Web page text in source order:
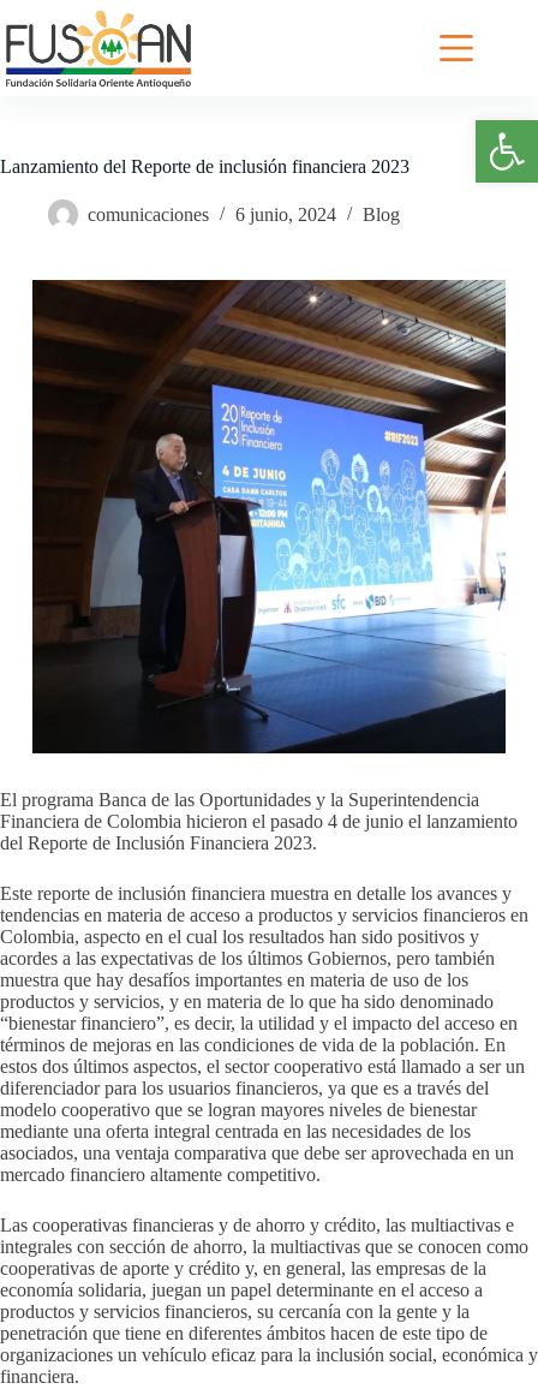
Abrir barra de herramientas
al
contenido
Lanzamiento del Reporte de inclusión financiera 2023
comunicaciones 6 junio, 2024 Blog
El programa Banca de las Oportunidades y la Superintendencia
Financiera de Colombia hicieron el pasado 4 de junio el lanzamiento
del Reporte de Inclusión Financiera 2023.
Este reporte de inclusión financiera muestra en detalle los avances y
tendencias en materia de acceso a productos y servicios financieros en
Colombia, aspecto en el cual los resultados han sido positivos y
acordes a las expectativas de los últimos Gobiernos, pero también
muestra que hay desafíos importantes en materia de uso de los
productos y servicios, y en materia de lo que ha sido denominado
“bienestar financiero”, es decir, la utilidad y el impacto del acceso en
términos de mejoras en las condiciones de vida de la población. En
estos dos últimos aspectos, el sector cooperativo está llamado a ser un
diferenciador para los usuarios financieros, ya que es a través del
modelo cooperativo que se logran mayores niveles de bienestar
mediante una oferta integral centrada en las necesidades de los
asociados, una ventaja comparativa que debe ser aprovechada en un
mercado financiero altamente competitivo.
Las cooperativas financieras y de ahorro y crédito, las multiactivas e
integrales con sección de ahorro, la multiactivas que se conocen como
cooperativas de aporte y crédito y, en general, las empresas de la
economía solidaria, juegan un papel determinante en el acceso a
productos y servicios financieros, su cercanía con la gente y la
penetración que tiene en diferentes ámbitos hacen de este tipo de
organizaciones un vehículo eficaz para la inclusión social, económica y
financiera.